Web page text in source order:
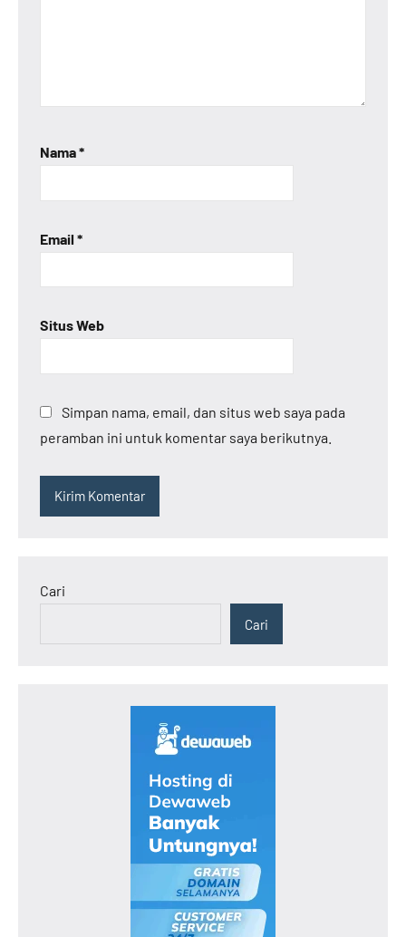
Nama*
Email *
Situs Web
Simpan nama, email, dan situs web saya pada
peramban ini untuk komentar saya berikutnya.
Cari
Cari